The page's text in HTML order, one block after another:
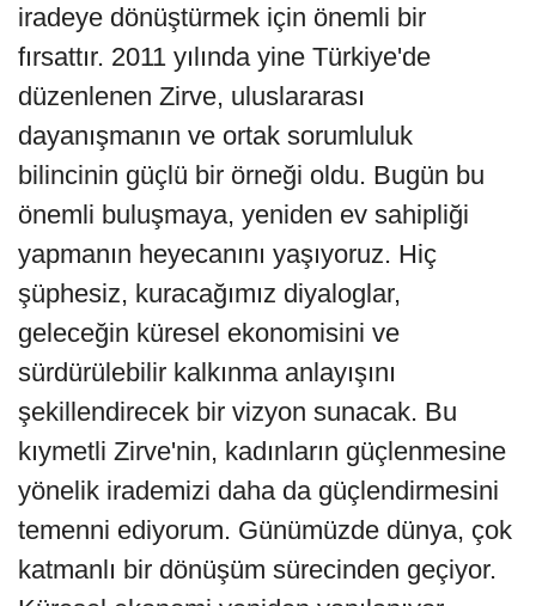
iradeye dönüştürmek için önemli bir
fırsattır. 2011 yılında yine Türkiye'de
düzenlenen Zirve, uluslararası
dayanışmanın ve ortak sorumluluk
bilincinin güçlü bir örneği oldu. Bugün bu
önemli buluşmaya, yeniden ev sahipliği
yapmanın heyecanını yaşıyoruz. Hiç
şüphesiz, kuracağımız diyaloglar,
geleceğin küresel ekonomisini ve
sürdürülebilir kalkınma anlayışını
şekillendirecek bir vizyon sunacak. Bu
kıymetli Zirve'nin, kadınların güçlenmesine
yönelik irademizi daha da güçlendirmesini
temenni ediyorum. Günümüzde dünya, çok
katmanlı bir dönüşüm sürecinden geçiyor.